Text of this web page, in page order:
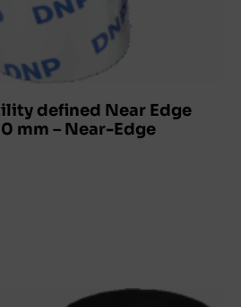
defined Near Edge
mm – Near-Edge